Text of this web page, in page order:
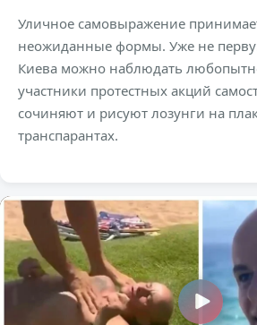
Уличное самовыражение
неожиданные формы. Уже не
Киева можно наблюдать
участники протестных акций
сочиняют и рисуют лозунги на
транспарантах.